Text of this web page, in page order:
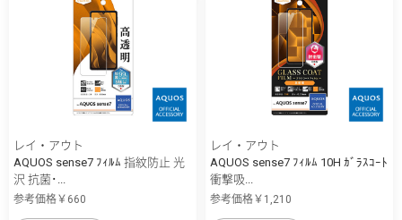
レイ・アウト
AQUOS sense7 ﾌｨﾙﾑ 指紋防止 光
沢 抗菌･...
参考価格￥660
レイ・アウト
AQUOS sense7 ﾌｨﾙﾑ 10H ｶﾞﾗｽｺｰﾄ
衝撃吸...
参考価格￥1,210